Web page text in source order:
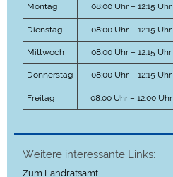
Montag 08:00 Uhr – 12:15 Uhr
Dienstag 08:00 Uhr – 12:15 Uhr
Mittwoch 08:00 Uhr – 12:15 Uhr
Donnerstag 08:00 Uhr – 12:15 Uhr
Freitag 08:00 Uhr – 12:00 Uhr
Weitere interessante Links:
Zum Landratsamt